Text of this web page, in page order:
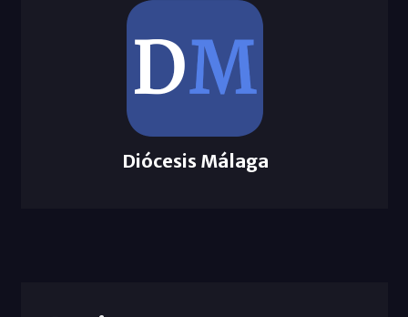
Diócesis Málaga